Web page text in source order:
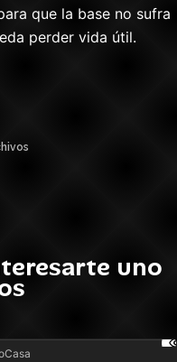
que la base no sufra
perder vida útil.
uno